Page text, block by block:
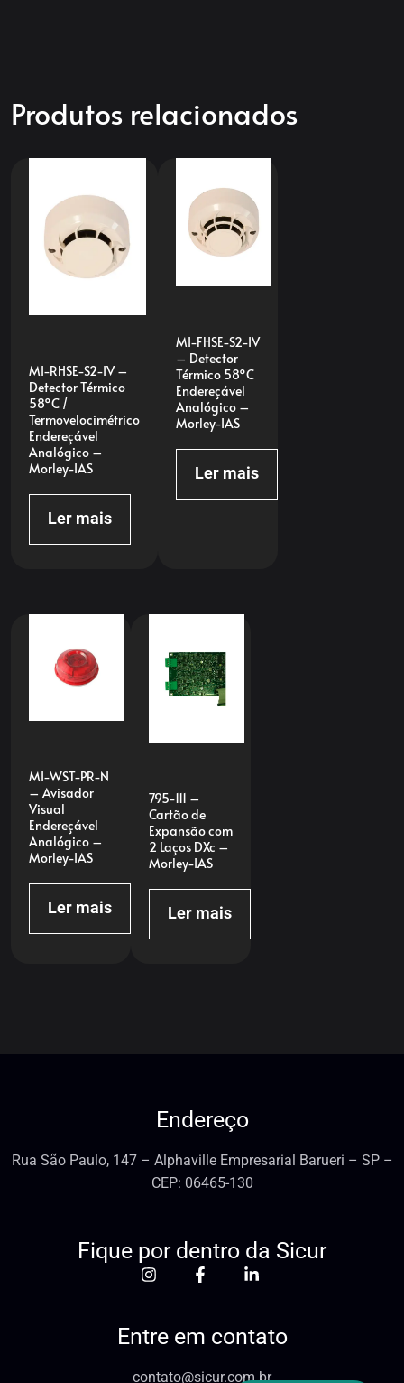
Produtos relacionados
MI-RHSE-S2-IV –
Detector Térmico
58ºC /
Termovelocimétrico
Endereçável
Analógico –
Morley-IAS
Ler mais
MI-FHSE-S2-IV
– Detector
Térmico 58ºC
Endereçável
Analógico –
Morley-IAS
Ler mais
MI-WST-PR-N
– Avisador
Visual
Endereçável
Analógico –
Morley-IAS
Ler mais
795-111 –
Cartão de
Expansão com
2 Laços DXc –
Morley-IAS
Ler mais
Endereço
Rua São Paulo, 147 – Alphaville Empresarial Barueri – SP –
CEP: 06465-130
Fique por dentro da Sicur
Entre em contato
contato@sicur.com.br